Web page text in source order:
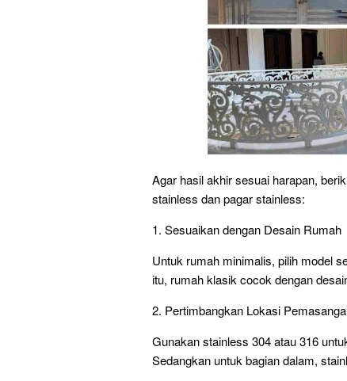
Agar hasil akhir sesuai harapan,
stainless dan pagar stainless:
1. Sesuaikan dengan Desain Rumah
Untuk rumah minimalis, pilih model
itu, rumah klasik cocok dengan
2. Pertimbangkan Lokasi
Gunakan stainless 304 atau 316
Sedangkan untuk bagian dalam,